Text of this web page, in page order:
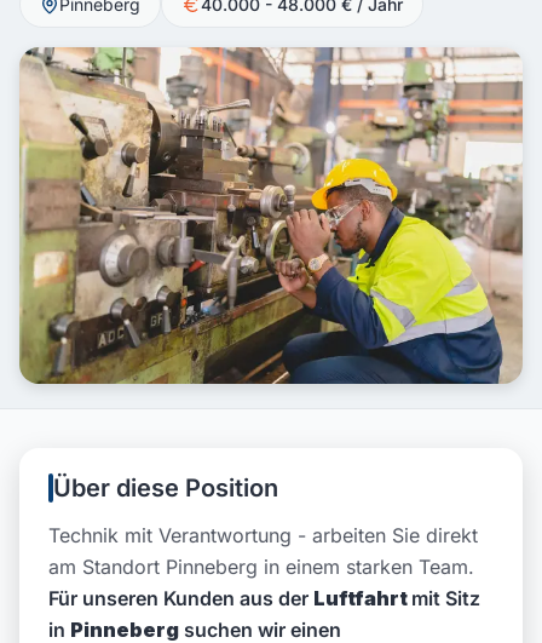
Pinneberg 40.000 - 48.000 € / Jahr
Über diese Position
Technik mit Verantwortung - arbeiten Sie direkt
am Standort Pinneberg in einem starken Team.
Für unseren Kunden aus der Luftfahrt mit Sitz
in Pinneberg suchen wir einen